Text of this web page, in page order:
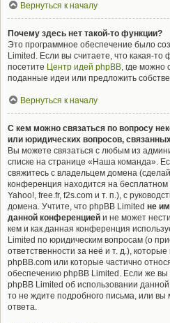
Вернуться к началу
Почему здесь нет такой-то функции?
Это программное обеспечение было
Limited. Если вы считаете, что какая-
посетите Центр идей phpBB, где можно
поданные идеи или предложить
Вернуться к началу
С кем можно связаться по вопросу
или юридических вопросов,
Вы можете связаться с любым из
списке на странице «Наша команда».
свяжитесь с владельцем домена
конференция находится на
Yahoo!, free.fr, f2s.com и т. п.), с
домена. Учтите, что phpBB Limited не
данной конференцией и не может
кем и как данная конференция
Limited по юридическим вопросам (о
ответственности за неё и т. д.), которые
phpBB.com или которые частично
обеспечению phpBB Limited. Если же
phpBB Limited об использовании
то не ждите подробного письма, или
ответа.